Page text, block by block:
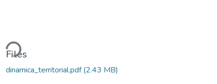
Files
dinamica_territorial.pdf(2.43 MB)